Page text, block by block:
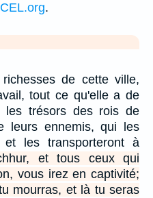
.
de cette ville,
tout ce qu'elle a de
les trésors des rois de
leurs ennemis, qui les
et les transporteront à
et tous ceux qui
vous irez en captivité;
mourras, et là tu seras